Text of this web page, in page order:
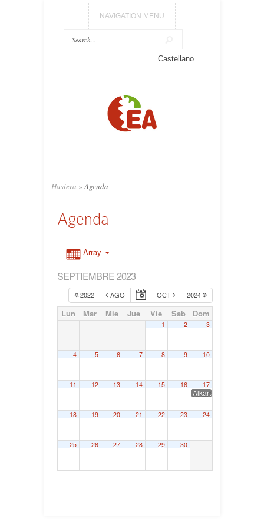
NAVIGATION MENU
Castellano
Hasiera » Agenda
Agenda
Array
SEPTIEMBRE 2023
2022 AGO OCT 2024
Lun Mar Mie Jue Vie Sab Dom
1 2 3
4 5 6 7 8 9 10
11 12 13 14 15 16 17
Alkartasuna Eguna
18 19 20 21 22 23 24
25 26 27 28 29 30